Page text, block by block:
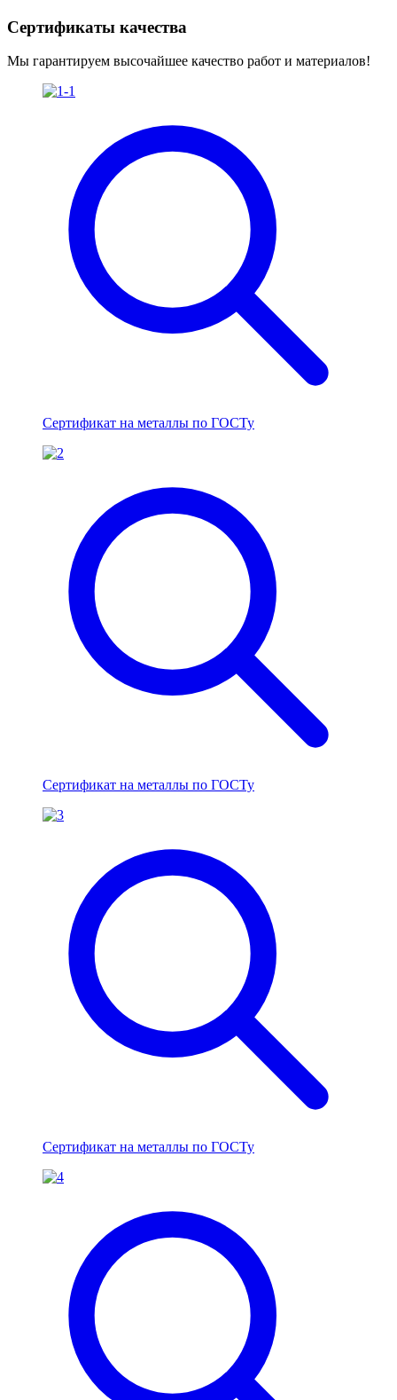
Сертификаты качества
Мы гарантируем высочайшее качество работ и материалов!
Сертификат на металлы по ГОСТу
Сертификат на металлы по ГОСТу
Сертификат на металлы по ГОСТу